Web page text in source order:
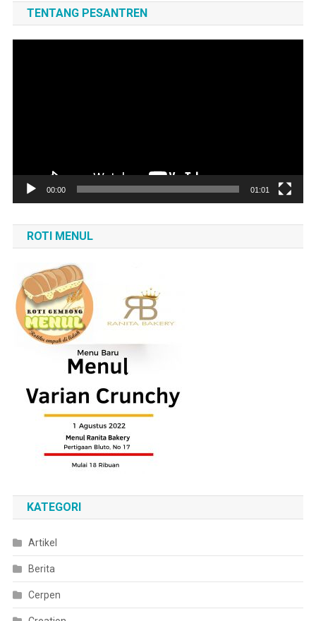
TENTANG PESANTREN
00:00 01:01
ROTI MENUL
KATEGORI
Artikel
Berita
Cerpen